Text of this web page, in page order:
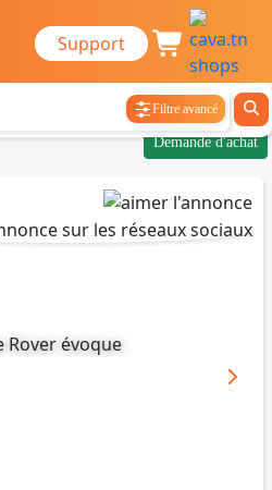
Support
Filtre avancé
Demande d'achat